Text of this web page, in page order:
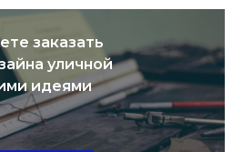
заказать
уличной
идеями